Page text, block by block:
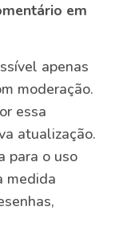
em
apenas
moderação.
essa
atualização.
para o uso
medida